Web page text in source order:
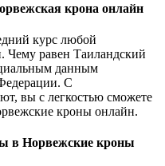
крона онлайн
курс любой
Чему равен Таиландский
данным
С
вы с легкостью сможете
кроны онлайн.
в Норвежские кроны